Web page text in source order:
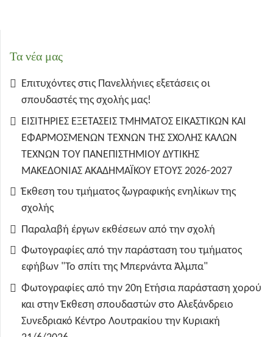
Τα νέα μας
Επιτυχόντες στις Πανελλήνιες εξετάσεις οι
σπουδαστές της σχολής μας!
ΕΙΣΙΤΗΡΙΕΣ ΕΞΕΤΑΣΕΙΣ ΤΜΗΜΑΤΟΣ ΕΙΚΑΣΤΙΚΩΝ ΚΑΙ
ΕΦΑΡΜΟΣΜΕΝΩΝ ΤΕΧΝΩΝ ΤΗΣ ΣΧΟΛΗΣ ΚΑΛΩΝ
ΤΕΧΝΩΝ ΤΟΥ ΠΑΝΕΠΙΣΤΗΜΙΟΥ ΔΥΤΙΚΗΣ
ΜΑΚΕΔΟΝΙΑΣ ΑΚΑΔΗΜΑΪΚΟΥ ΕΤΟΥΣ 2026-2027
Έκθεση του τμήματος ζωγραφικής ενηλίκων της
σχολής
Παραλαβή έργων εκθέσεων από την σχολή
Φωτογραφίες από την παράσταση του τμήματος
εφήβων "Το σπίτι της Μπερνάντα Άλμπα"
Φωτογραφίες από την 20η Ετήσια παράσταση χορού
και στην Έκθεση σπουδαστών στο Αλεξάνδρειο
Συνεδριακό Κέντρο Λουτρακίου την Κυριακή